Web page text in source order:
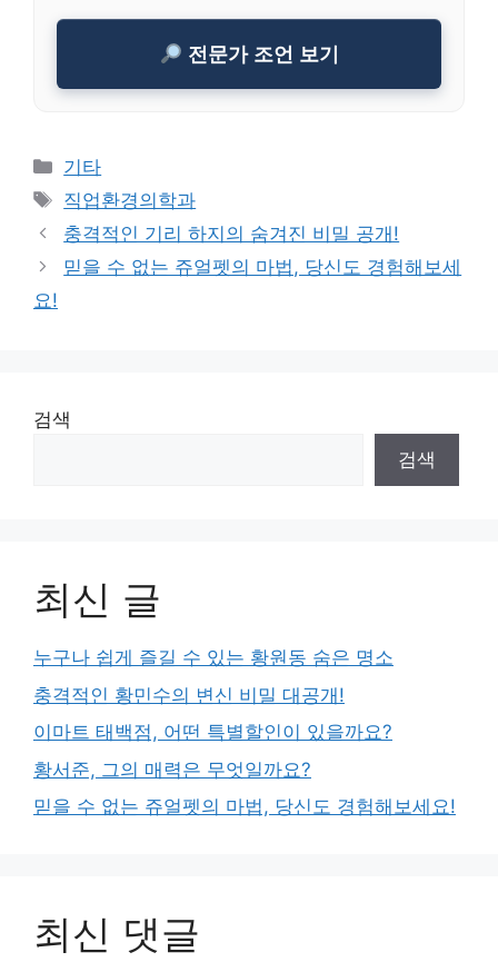
전문가 조언 보기
Categories
기타
Tags
직업환경의학과
충격적인 기리 하지의 숨겨진 비밀 공개!
믿을 수 없는 쥬얼펫의 마법, 당신도 경험해보세
요!
검색
검색
최신 글
누구나 쉽게 즐길 수 있는 황원동 숨은 명소
충격적인 황민수의 변신 비밀 대공개!
이마트 태백점, 어떤 특별할인이 있을까요?
황서준, 그의 매력은 무엇일까요?
믿을 수 없는 쥬얼펫의 마법, 당신도 경험해보세요!
최신 댓글